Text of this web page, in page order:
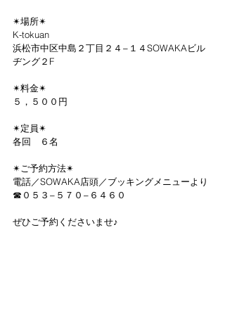
✴︎場所✴︎
K-tokuan
浜松市中区中島２丁目２４−１４SOWAKAビル
ヂング２F
✴︎料金✴︎
５，５００円
✴︎定員✴︎
各回　６名
✴︎ご予約方法✴︎
電話／SOWAKA店頭／ブッキングメニューより
☎︎０５３−５７０−６４６０
ぜひご予約くださいませ♪